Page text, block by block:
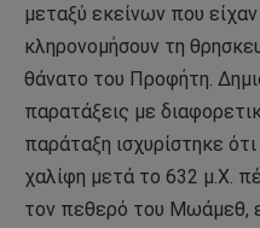
μεταξύ εκείνων που
κληρονομήσουν τη
θάνατο του Προφήτη.
παρατάξεις με
παράταξη ισχυρίστηκε
χαλίφη μετά το 632 μ.Χ.
τον πεθερό του Μωάμεθ,